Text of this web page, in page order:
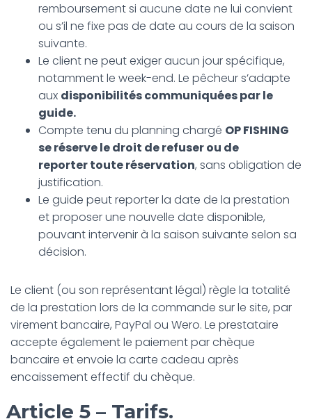
remboursement si aucune date ne lui convient
ou s’il ne fixe pas de date au cours de la saison
suivante.
Le client ne peut exiger aucun jour spécifique,
notamment le week-end. Le pêcheur s’adapte
aux disponibilités communiquées par le
guide.
Compte tenu du planning chargé OP FISHING
se réserve le droit de refuser ou de
reporter toute réservation, sans obligation de
justification.
Le guide peut reporter la date de la prestation
et proposer une nouvelle date disponible,
pouvant intervenir à la saison suivante selon sa
décision.
Le client (ou son représentant légal) règle la totalité
de la prestation lors de la commande sur le site, par
virement bancaire, PayPal ou Wero. Le prestataire
accepte également le paiement par chèque
bancaire et envoie la carte cadeau après
encaissement effectif du chèque.
Article 5 – Tarifs.